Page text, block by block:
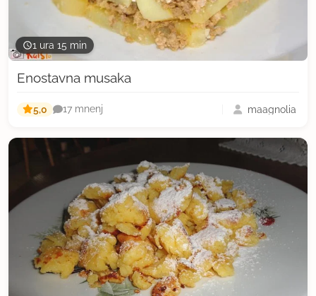
1 ura 15 min
Enostavna musaka
5,0 17 mnenj maagnolia